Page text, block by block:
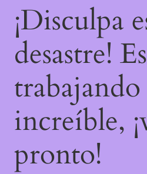
¡Disculpa
desastre!
increíble,
pronto!